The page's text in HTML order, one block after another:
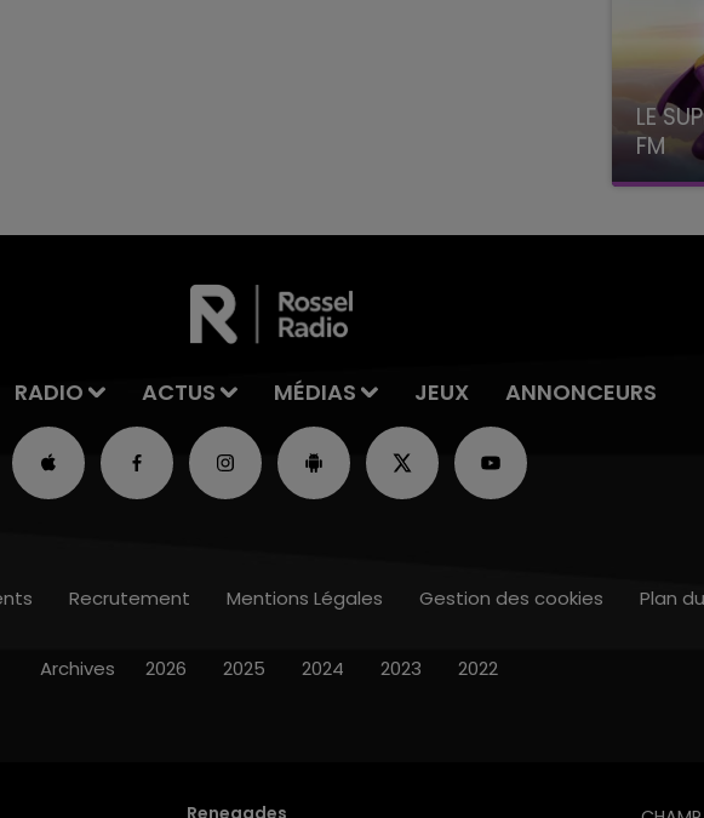
LE
FM
avec
RADIO ACTUS MÉDIAS JEUX ANNONCEURS
Renegades
Recrutement Mentions Légales Gestion des cookies Plan
Archives 2026 2025 2024 2023 2022